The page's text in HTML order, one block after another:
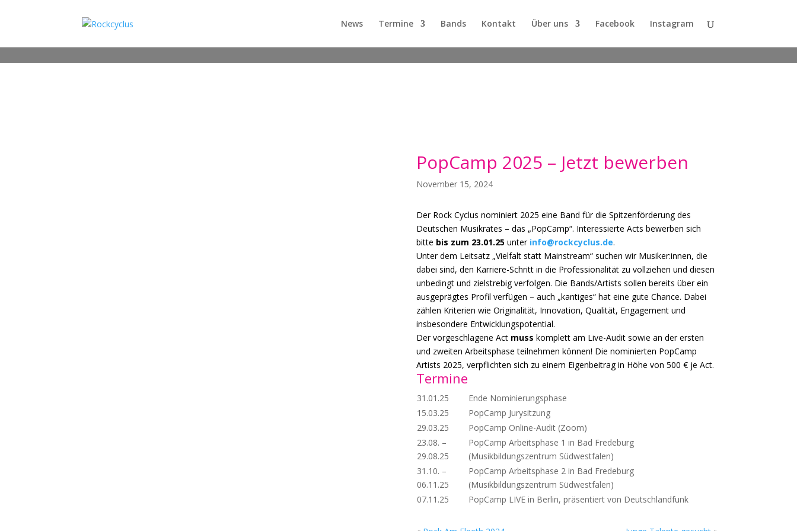
News Termine Bands Kontakt Über uns Facebook Instagram
PopCamp 2025 – Jetzt bewerben
November 15, 2024
Der Rock Cyclus nominiert 2025 eine Band für die Spitzenförderung des
Deutschen Musikrates – das „PopCamp“. Interessierte Acts bewerben sich
bitte bis zum 23.01.25unter info@rockcyclus.de.
Unter dem Leitsatz „Vielfalt statt Mainstream“ suchen wir Musiker:innen, die
dabei sind, den Karriere-Schritt in die Professionalität zu vollziehen und diesen
unbedingt und zielstrebig verfolgen. Die Bands/Artists sollen bereits über ein
ausgeprägtes Profil verfügen – auch „kantiges“ hat eine gute Chance. Dabei
zählen Kriterien wie Originalität, Innovation, Qualität, Engagement und
insbesondere Entwicklungspotential.
Der vorgeschlagene Act muss komplett am Live-Audit sowie an der ersten
und zweiten Arbeitsphase teilnehmen können! Die nominierten PopCamp
Artists 2025, verpflichten sich zu einem Eigenbeitrag in Höhe von 500 € je Act.
Termine
31.01.25
Ende Nominierungsphase
15.03.25
PopCamp Jurysitzung
29.03.25
PopCamp Online-Audit (Zoom)
23.08. –
29.08.25
PopCamp Arbeitsphase 1 in Bad Fredeburg
(Musikbildungszentrum Südwestfalen)
31.10. –
06.11.25
PopCamp Arbeitsphase 2 in Bad Fredeburg
(Musikbildungszentrum Südwestfalen)
07.11.25
PopCamp LIVE in Berlin, präsentiert von Deutschlandfunk